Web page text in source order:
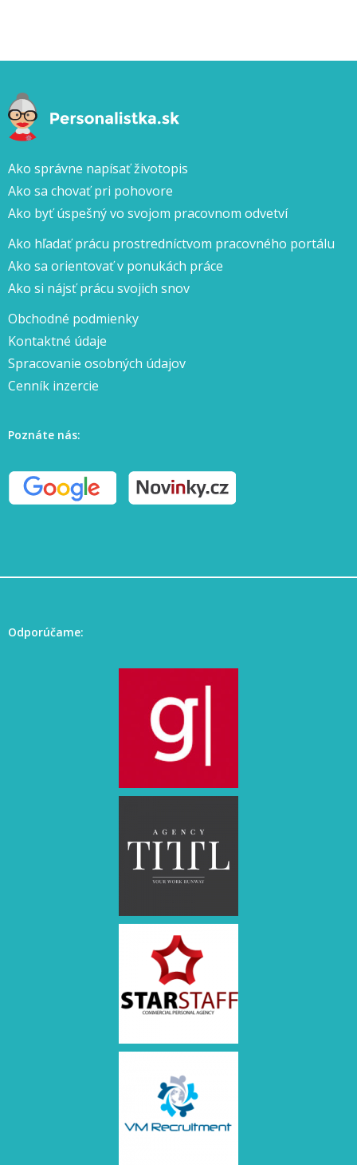
Ako správne napísať životopis
Ako sa chovať pri pohovore
Ako byť úspešný vo svojom pracovnom odvetví
Ako hľadať prácu prostredníctvom pracovného portálu
Ako sa orientovať v ponukách práce
Ako si nájsť prácu svojich snov
Obchodné podmienky
Kontaktné údaje
Spracovanie osobných údajov
Cenník inzercie
Poznáte nás:
Odporúčame: